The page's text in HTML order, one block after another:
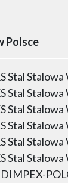
Polsce
Stal
Stal
Stal
Stal
Stal
Stal